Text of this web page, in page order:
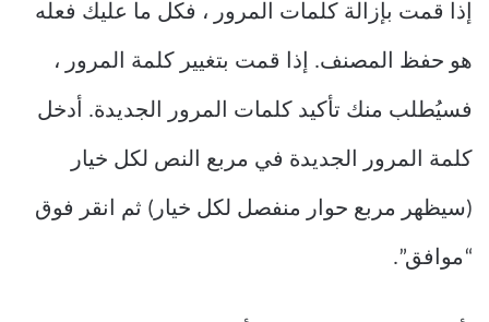
إذا قمت بإزالة كلمات المرور ، فكل ما عليك فعله
هو حفظ المصنف. إذا قمت بتغيير كلمة المرور ،
فسيُطلب منك تأكيد كلمات المرور الجديدة. أدخل
كلمة المرور الجديدة في مربع النص لكل خيار
(سيظهر مربع حوار منفصل لكل خيار) ثم انقر فوق
“موافق”.